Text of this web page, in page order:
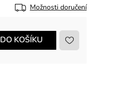
Možnosti doručení
DO KOŠÍKU